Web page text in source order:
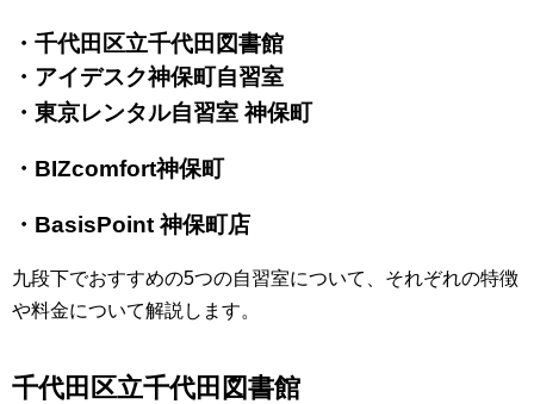
・ 千代田区立千代田図書館
・ アイデスク神保町自習室
・東京レンタル自習室 神保町
・BIZcomfort神保町
・BasisPoint 神保町店
九段下でおすすめの5つの自習室について、それぞれの特徴
や料金について解説します。
千代田区立千代田図書館